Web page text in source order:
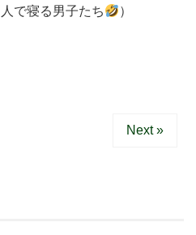
る男子たち
）
Next »